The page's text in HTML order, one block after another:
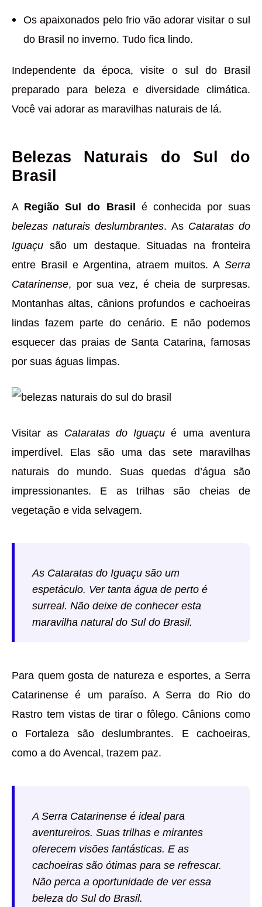
Os apaixonados pelo frio vão adorar visitar o sul
do Brasil no inverno. Tudo fica lindo.
Independente da época, visite o sul do Brasil
preparado para beleza e diversidade climática.
Você vai adorar as maravilhas naturais de lá.
Belezas Naturais do Sul do
Brasil
A Região Sul do Brasil é conhecida por suas
belezas naturais deslumbrantes. As Cataratas do
Iguaçu são um destaque. Situadas na fronteira
entre Brasil e Argentina, atraem muitos. A Serra
Catarinense, por sua vez, é cheia de surpresas.
Montanhas altas, cânions profundos e cachoeiras
lindas fazem parte do cenário. E não podemos
esquecer das praias de Santa Catarina, famosas
por suas águas limpas.
Visitar as Cataratas do Iguaçu é uma aventura
imperdível. Elas são uma das sete maravilhas
naturais do mundo. Suas quedas d’água são
impressionantes. E as trilhas são cheias de
vegetação e vida selvagem.
As Cataratas do Iguaçu são um
espetáculo. Ver tanta água de perto é
surreal. Não deixe de conhecer esta
maravilha natural do Sul do Brasil.
Para quem gosta de natureza e esportes, a Serra
Catarinense é um paraíso. A Serra do Rio do
Rastro tem vistas de tirar o fôlego. Cânions como
o Fortaleza são deslumbrantes. E cachoeiras,
como a do Avencal, trazem paz.
A Serra Catarinense é ideal para
aventureiros. Suas trilhas e mirantes
oferecem visões fantásticas. E as
cachoeiras são ótimas para se refrescar.
Não perca a oportunidade de ver essa
beleza do Sul do Brasil.